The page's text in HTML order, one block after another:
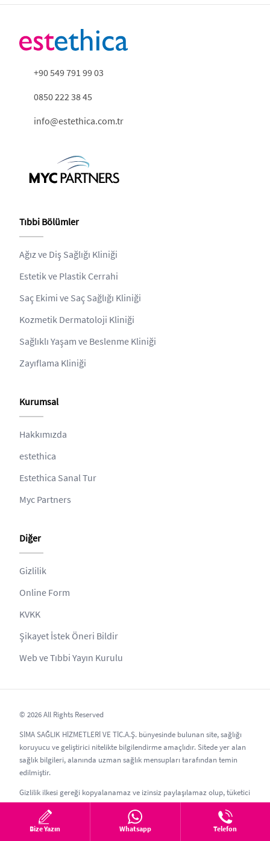
+90 549 791 99 03
0850 222 38 45
info@estethica.com.tr
Tıbbi Bölümler
Ağız ve Diş Sağlığı Kliniği
Estetik ve Plastik Cerrahi
Saç Ekimi ve Saç Sağlığı Kliniği
Kozmetik Dermatoloji Kliniği
Sağlıklı Yaşam ve Beslenme Kliniği
Zayıflama Kliniği
Kurumsal
Hakkımızda
estethica
Estethica Sanal Tur
Myc Partners
Diğer
Gizlilik
Online Form
KVKK
Şikayet İstek Öneri Bildir
Web ve Tıbbi Yayın Kurulu
© 2026 All Rights Reserved
SİMA SAĞLIK HİZMETLERİ VE TİC.A.Ş. bünyesinde bulunan site, sağlığı
koruyucu ve geliştirici nitelikte bilgilendirme amaçlıdır. Sitede yer alan
sağlık bilgileri, alanında uzman sağlık mensupları tarafından temin
edilmiştir.
Gizlilik ilkesi gereği kopyalanamaz ve izinsiz paylaşılamaz olup, tüketici
ve hasta hakları adına taklitleri olan; estethic , estethik, estetic, estetica,
estetika vb. benzer sitelerden kaçınılmalıdır. Web sitemizden saç ekimi
ve estetik cerrahi konularında bilgi alabilir, dilerseniz saç ekimi ve
Bize Yazın Whatsapp Telefon